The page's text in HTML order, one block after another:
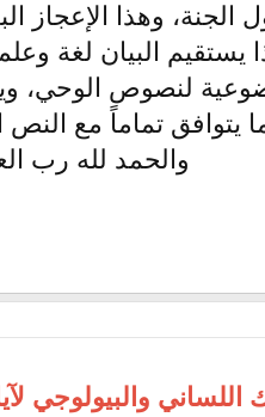
وهذا الإعجاز
يستقيم البيان لغة
لنصوص الوحي،
يتوافق تماماً مع النص
والحمد لله رب
اللساني والبيولوجي